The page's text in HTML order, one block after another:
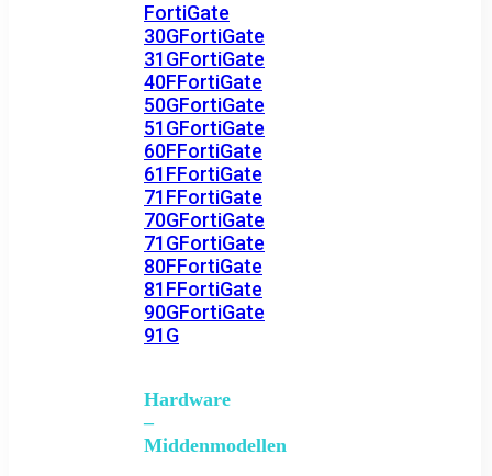
FortiGate
30GFortiGate
31GFortiGate
40FFortiGate
50GFortiGate
51GFortiGate
60FFortiGate
61FFortiGate
71FFortiGate
70GFortiGate
71GFortiGate
80FFortiGate
81FFortiGate
90GFortiGate
91G
Hardware
–
Middenmodellen